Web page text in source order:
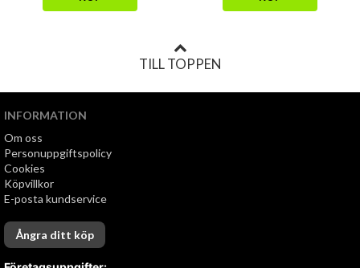
TILL TOPPEN
INFORMATION
Om oss
Personuppgiftspolicy
Cookies
Köpvillkor
E-posta kundservice
Ångra ditt köp